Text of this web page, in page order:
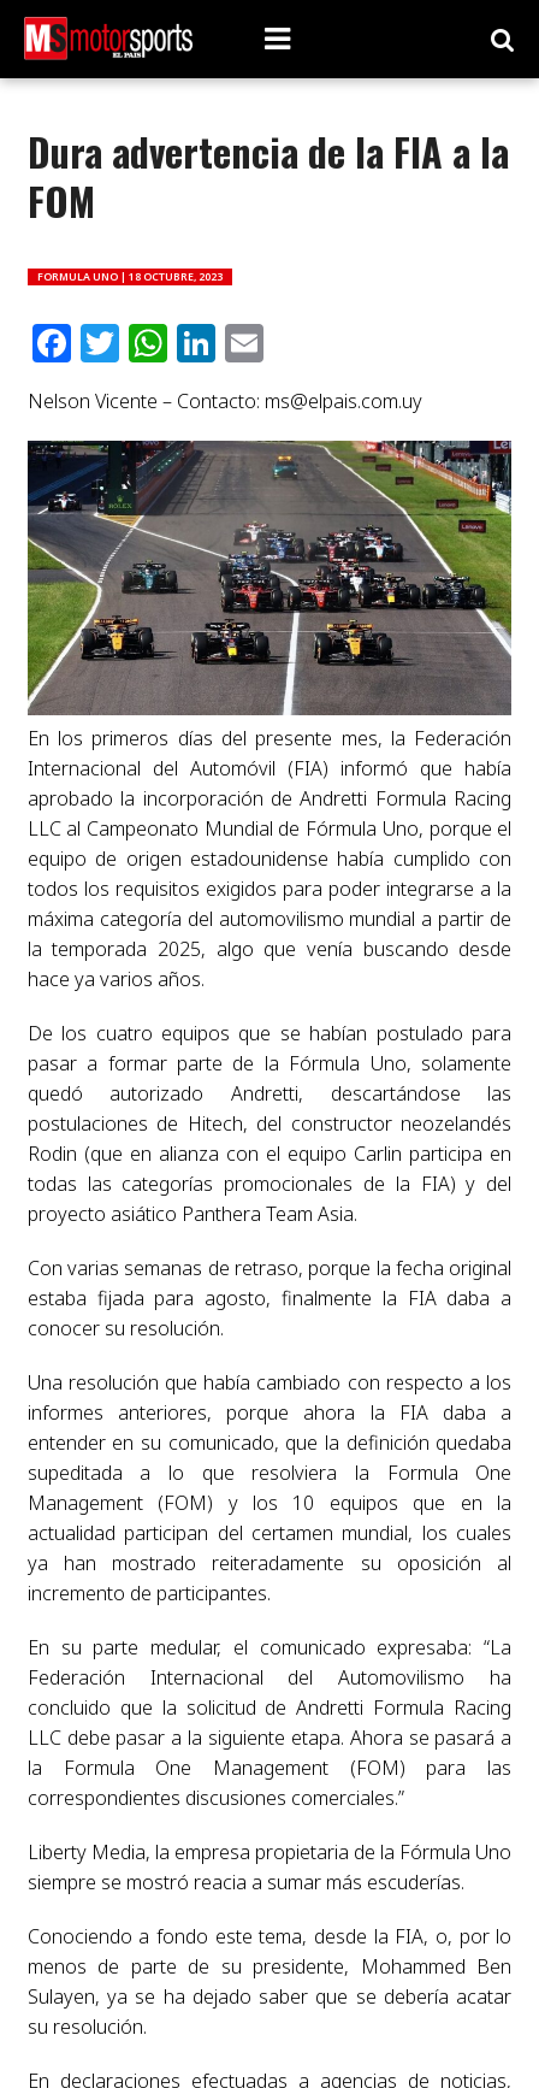
Dura advertencia de la FIA a la
FOM
FORMULA UNO | 18 OCTUBRE, 2023
Facebook
Twitter
WhatsApp
LinkedIn
Email
Nelson Vicente – Contacto: ms@elpais.com.uy
En los primeros días del presente mes, la Federación
Internacional del Automóvil (FIA) informó que había
aprobado la incorporación de Andretti Formula Racing
LLC al Campeonato Mundial de Fórmula Uno, porque el
equipo de origen estadounidense había cumplido con
todos los requisitos exigidos para poder integrarse a la
máxima categoría del automovilismo mundial a partir de
la temporada 2025, algo que venía buscando desde
hace ya varios años.
De los cuatro equipos que se habían postulado para
pasar a formar parte de la Fórmula Uno, solamente
quedó autorizado Andretti, descartándose las
postulaciones de Hitech, del constructor neozelandés
Rodin (que en alianza con el equipo Carlin participa en
todas las categorías promocionales de la FIA) y del
proyecto asiático Panthera Team Asia.
Con varias semanas de retraso, porque la fecha original
estaba fijada para agosto, finalmente la FIA daba a
conocer su resolución.
Una resolución que había cambiado con respecto a los
informes anteriores, porque ahora la FIA daba a
entender en su comunicado, que la definición quedaba
supeditada a lo que resolviera la Formula One
Management (FOM) y los 10 equipos que en la
actualidad participan del certamen mundial, los cuales
ya han mostrado reiteradamente su oposición al
incremento de participantes.
En su parte medular, el comunicado expresaba: “La
Federación Internacional del Automovilismo ha
concluido que la solicitud de Andretti Formula Racing
LLC debe pasar a la siguiente etapa. Ahora se pasará a
la Formula One Management (FOM) para las
correspondientes discusiones comerciales.”
Liberty Media, la empresa propietaria de la Fórmula Uno
siempre se mostró reacia a sumar más escuderías.
Conociendo a fondo este tema, desde la FIA, o, por lo
menos de parte de su presidente, Mohammed Ben
Sulayen, ya se ha dejado saber que se debería acatar
su resolución.
En declaraciones efectuadas a agencias de noticias,